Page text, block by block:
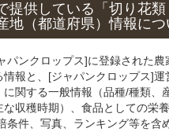
提供している「切り花
地（都道府県）情報につ
パンクロップス]に登録された農
報と、[ジャパンクロップス]運
関する一般情報（品種/種類、
な収穫時期）、食品としての栄
条件、写真、ランキング等を含